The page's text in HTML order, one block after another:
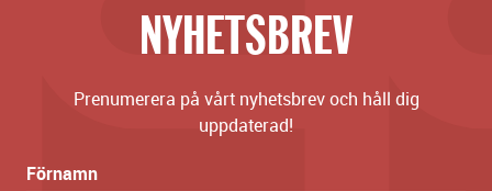
NYHETSBREV
Prenumerera på vårt nyhetsbrev och håll dig
uppdaterad!
Förnamn